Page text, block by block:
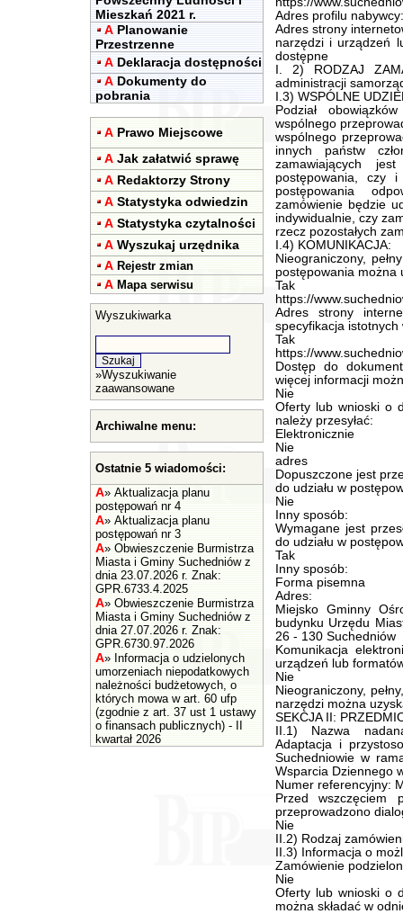
Mieszkań 2021 r.
A Planowanie
Przestrzenne
A Deklaracja dostępności
A Dokumenty do
pobrania
A Prawo Miejscowe
A Jak załatwić sprawę
A Redaktorzy Strony
A Statystyka odwiedzin
A Statystyka czytalności
A Wyszukaj urzędnika
A Rejestr zmian
A Mapa serwisu
Wyszukiwarka
»Wyszukiwanie
zaawansowane
Archiwalne menu:
Ostatnie 5 wiadomości:
A» Aktualizacja planu
postępowań nr 4
A» Aktualizacja planu
postępowań nr 3
A» Obwieszczenie Burmistrza
Miasta i Gminy Suchedniów z
dnia 23.07.2026 r. Znak:
GPR.6733.4.2025
A» Obwieszczenie Burmistrza
Miasta i Gminy Suchedniów z
dnia 27.07.2026 r. Znak:
GPR.6730.97.2026
A» Informacja o udzielonych
umorzeniach niepodatkowych
należności budżetowych, o
których mowa w art. 60 ufp
(zgodnie z art. 37 ust 1 ustawy
o finansach publicznych) - II
kwartał 2026
Adres profilu nabywcy:
Adres strony
narzędzi i urządzeń
dostępne
I. 2) RODZAJ
administracji
I.3) WSPÓLNE
Podział
wspólnego
wspólnego
innych państw
zamawiających
postępowania, czy
postępowania
zamówienie będzie
indywidualnie, czy
rzecz pozostałych
I.4) KOMUNIKACJA:
Nieograniczony,
postępowania można
Tak
https://
Adres strony
specyfikacja
Tak
https://
Dostęp do
więcej informacji
Nie
Oferty lub wnioski o
należy przesyłać:
Elektronicznie
Nie
adres
Dopuszczone jest
do udziału w
Nie
Inny sposób:
Wymagane jest
do udziału w
Tak
Inny sposób:
Forma pisemna
Adres:
Miejsko Gminny
budynku Urzędu
26 - 130 Suchedniów
Komunikacja
urządzeń lub
Nie
Nieograniczony,
narzędzi można
SEKCJA II:
II.1) Nazwa
Adaptacja i
Suchedniowie w
Wsparcia Dziennego
Numer referencyjny:
Przed wszczęciem
przeprowadzono
Nie
II.2) Rodzaj
II.3) Informacja o
Zamówienie
Nie
Oferty lub wnioski o
można składać w